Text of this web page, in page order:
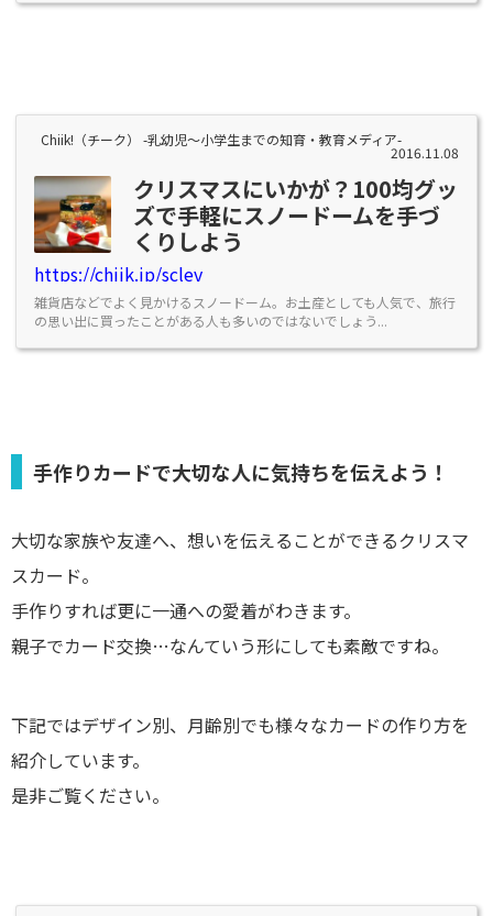
Chiik!（チーク） -乳幼児〜小学生までの知育・教育メディア-
2016.11.08
クリスマスにいかが？100均グッ
ズで手軽にスノードームを手づ
くりしよう
https://chiik.jp/sclev
雑貨店などでよく見かけるスノードーム。お土産としても人気で、旅行
の思い出に買ったことがある人も多いのではないでしょう...
手作りカードで大切な人に気持ちを伝えよう！
大切な家族や友達へ、想いを伝えることができるクリスマ
スカード。
手作りすれば更に一通への愛着がわきます。
親子でカード交換…なんていう形にしても素敵ですね。
下記ではデザイン別、月齢別でも様々なカードの作り方を
紹介しています。
是非ご覧ください。